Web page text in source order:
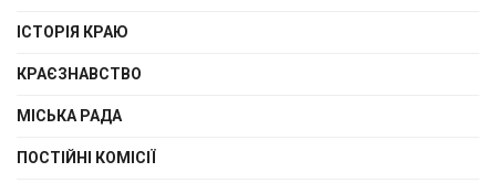
ІСТОРІЯ КРАЮ
КРАЄЗНАВСТВО
МІСЬКА РАДА
ПОСТІЙНІ КОМІСІЇ